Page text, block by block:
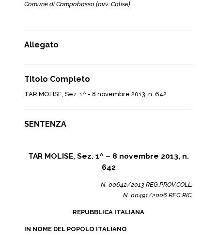
Comune di Campobasso (avv. Calise)
Allegato
Titolo Completo
TAR MOLISE, Sez. 1^ - 8 novembre 2013, n. 642
SENTENZA
TAR MOLISE, Sez. 1^ – 8 novembre 2013, n.
642
N. 00642/2013 REG.PROV.COLL.
N. 00491/2006 REG.RIC.
REPUBBLICA ITALIANA
IN NOME DEL POPOLO ITALIANO